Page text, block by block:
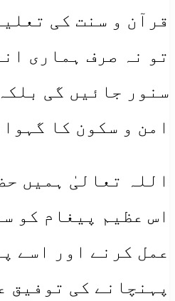
قرآن و سنت کی
تو نہ صرف ہماری
سنور جائیں گی
امن و سکون کا
اللہ تعالیٰ ہمیں
اس عظیم پیغام کو
عمل کرنے اور اسے
پہنچانے کی توفیق